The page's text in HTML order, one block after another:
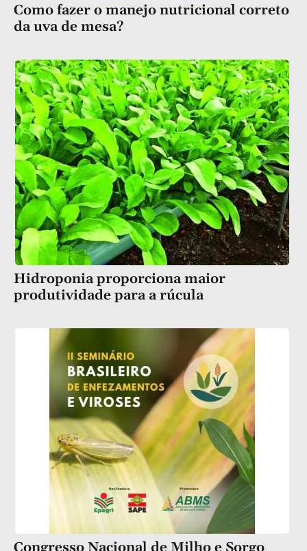
Como fazer o manejo nutricional correto
da uva de mesa?
Hidroponia proporciona maior
produtividade para a rúcula
Congresso Nacional de Milho e Sorgo